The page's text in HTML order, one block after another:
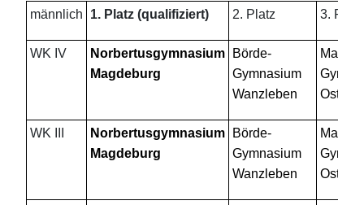
männlich 1. Platz (qualifiziert) 2. Platz 3. Platz
WK IV
Norbertusgymnasium
Magdeburg
Börde-
Gymnasium
Wanzleben
WK III
Norbertusgymnasium
Magdeburg
Börde-
Gymnasium
Wanzleben